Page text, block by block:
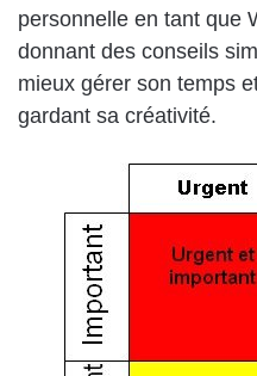
personnelle en tant que
donnant des conseils
mieux gérer son temps
gardant sa créativité.